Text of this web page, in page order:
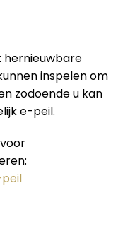
hernieuwbare
inspelen om
zodoende u kan
e-peil.